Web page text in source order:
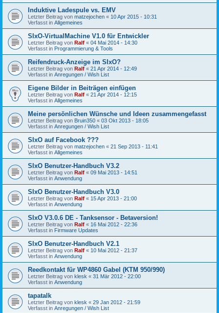
Induktive Ladespule vs. EMV
Letzter Beitrag von matzejochen « 10 Apr 2015 - 10:31
Verfasst in Allgemeines
SIxO-VirtualMachine V1.0 für Entwickler
Letzter Beitrag von Ralf « 04 Mai 2014 - 14:30
Verfasst in Programmierung & Tools
Reifendruck-Anzeige im SIxO?
Letzter Beitrag von Ralf « 21 Apr 2014 - 12:49
Verfasst in Anregungen / Wish List
Eigene Bilder in Beiträgen einfügen
Letzter Beitrag von Ralf « 21 Apr 2014 - 12:15
Verfasst in Allgemeines
Meine persönlichen Wünsche und Ideen zusammengefasst
Letzter Beitrag von Bruin350 « 03 Okt 2013 - 18:05
Verfasst in Anregungen / Wish List
SIxO auf Facebook ???
Letzter Beitrag von matzejochen « 21 Sep 2013 - 11:41
Verfasst in Allgemeines
SIxO Benutzer-Handbuch V3.2
Letzter Beitrag von Ralf « 09 Mai 2013 - 14:51
Verfasst in Anwendung
SIxO Benutzer-Handbuch V3.0
Letzter Beitrag von Ralf « 15 Apr 2013 - 21:00
Verfasst in Anwendung
SIxO V3.0.6 DE - Tanksensor - Betaversion!
Letzter Beitrag von Ralf « 16 Mai 2012 - 22:36
Verfasst in Firmware Updates
SIxO Benutzer-Handbuch V2.1
Letzter Beitrag von Ralf « 10 Mai 2012 - 21:37
Verfasst in Anwendung
Reedkontakt für WP4860 Gabel (KTM 950/990)
Letzter Beitrag von klesk « 31 Mär 2012 - 22:00
Verfasst in Anwendung
tapatalk
Letzter Beitrag von klesk « 29 Jan 2012 - 21:59
Verfasst in Anregungen / Wish List